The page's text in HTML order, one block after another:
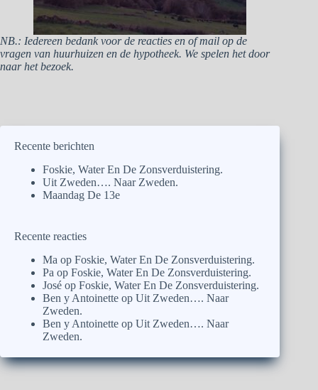
NB.: Iedereen bedank voor de reacties en of mail op de
vragen van huurhuizen en de hypotheek. We spelen het door
naar het bezoek.
Recente berichten
Foskie, Water En De Zonsverduistering.
Uit Zweden…. Naar Zweden.
Maandag De 13e
Recente reacties
Ma op Foskie, Water En De Zonsverduistering.
Pa op Foskie, Water En De Zonsverduistering.
José op Foskie, Water En De Zonsverduistering.
Ben y Antoinette op Uit Zweden…. Naar
Zweden.
Ben y Antoinette op Uit Zweden…. Naar
Zweden.